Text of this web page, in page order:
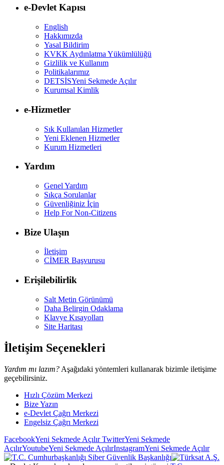
e-Devlet Kapısı
English
Hakkımızda
Yasal Bildirim
KVKK Aydınlatma Yükümlülüğü
Gizlilik ve Kullanım
Politikalarımız
DETSİSYeni Sekmede Açılır
Kurumsal Kimlik
e-Hizmetler
Sık Kullanılan Hizmetler
Yeni Eklenen Hizmetler
Kurum Hizmetleri
Yardım
Genel Yardım
Sıkça Sorulanlar
Güvenliğiniz İçin
Help For Non-Citizens
Bize Ulaşın
İletişim
CİMER Başvurusu
Erişilebilirlik
Salt Metin Görünümü
Daha Belirgin Odaklama
Klavye Kısayolları
Site Haritası
İletişim Seçenekleri
Yardım mı lazım? Aşağıdaki yöntemleri kullanarak bizimle iletişime
geçebilirsiniz.
Hızlı Çözüm Merkezi
Bize Yazın
e-Devlet Çağrı Merkezi
Engelsiz Çağrı Merkezi
FacebookYeni Sekmede AçılırTwitterYeni Sekmede
AçılırYoutubeYeni Sekmede AçılırInstagramYeni Sekmede Açılır